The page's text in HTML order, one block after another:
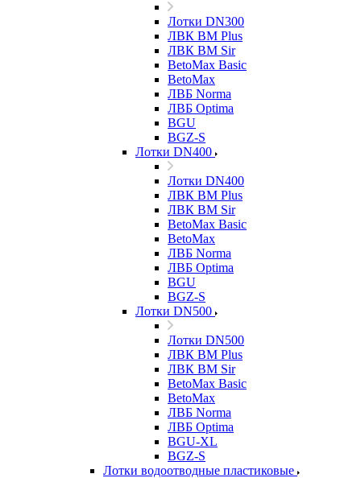
Лотки DN300
ЛВК ВМ Plus
ЛВК ВМ Sir
BetoMax Basic
BetoMax
ЛВБ Norma
ЛВБ Optima
BGU
BGZ-S
Лотки DN400
Лотки DN400
ЛВК ВМ Plus
ЛВК ВМ Sir
BetoMax Basic
BetoMax
ЛВБ Norma
ЛВБ Optima
BGU
BGZ-S
Лотки DN500
Лотки DN500
ЛВК ВМ Plus
ЛВК ВМ Sir
BetoMax Basic
BetoMax
ЛВБ Norma
ЛВБ Optima
BGU-XL
BGZ-S
Лотки водоотводные пластиковые